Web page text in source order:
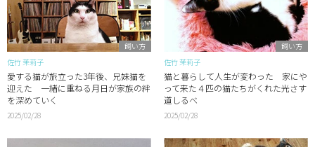
飼い方
佐竹 茉莉子
愛する猫が旅立った3年後、兄妹猫を
迎えた 一緒に重ねる月日が家族の絆
を深めていく
2025/02/28
飼い方
佐竹 茉莉子
猫と暮らして人生が変わった 家にや
って来た４匹の猫たちがくれた光さす
道しるべ
2025/02/28